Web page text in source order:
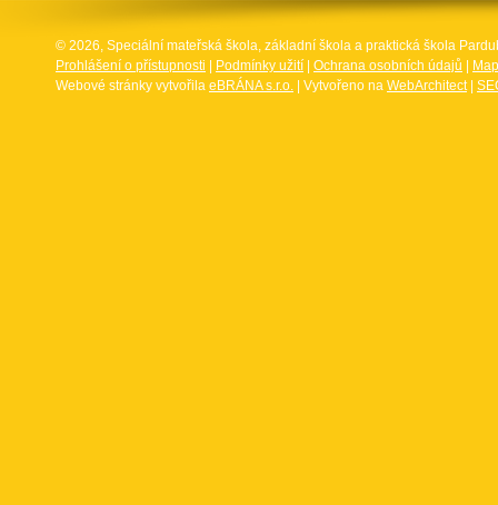
© 2026, Speciální mateřská škola, základní škola a praktická škola
Prohlášení o přístupnosti
Podmínky užití Ochrana osobních údajů
Webové stránky vytvořila eBRÁNA s.r.o. | Vytvořeno na WebArchitect|